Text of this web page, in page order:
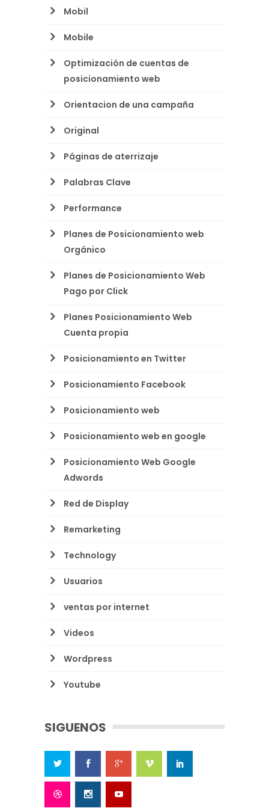
Mobil
Mobile
Optimización de cuentas de
posicionamiento web
Orientacion de una campaña
Original
Páginas de aterrizaje
Palabras Clave
Performance
Planes de Posicionamiento web
Orgánico
Planes de Posicionamiento Web
Pago por Click
Planes Posicionamiento Web
Cuenta propia
Posicionamiento en Twitter
Posicionamiento Facebook
Posicionamiento web
Posicionamiento web en google
Posicionamiento Web Google
Adwords
Red de Display
Remarketing
Technology
Usuarios
ventas por internet
Videos
Wordpress
Youtube
SIGUENOS